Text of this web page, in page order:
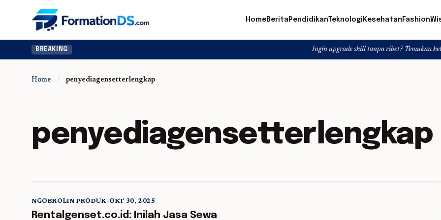
HomeBerita PendidikanTeknologi Kesehatan Fashion
BREAKING Ingin upgrade skill tanpa ribet? Temukan kelas seru
Home / penyediagensetterlengkap
penyediagensetterlengkap
5 min read
NGOBROLIN PRODUK•OKT 30, 2025
Rentalgenset.co.id: Inilah Jasa Sewa